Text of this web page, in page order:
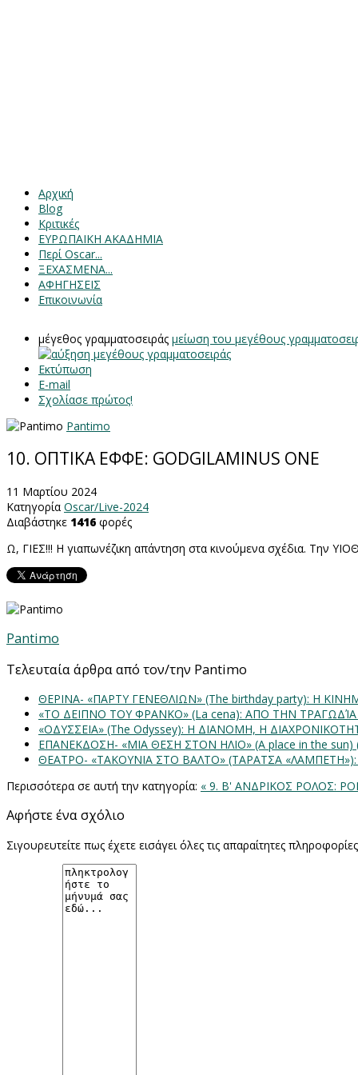
Αρχική
Blog
Κριτικές
ΕΥΡΩΠΑΙΚΗ ΑΚΑΔΗΜΙΑ
Περί Oscar...
ΞΕΧΑΣΜΕΝΑ...
ΑΦΗΓΗΣΕΙΣ
Επικοινωνία
μέγεθος γραμματοσειράς μείωση του μεγέθους
Εκτύπωση
E-mail
Σχολίασε πρώτος!
Pantimo
10. ΟΠΤΙΚΑ ΕΦΦΕ: GODGILAMINUS ONE
11 Μαρτίου 2024
Κατηγορία Oscar/Live-2024
Διαβάστηκε 1416 φορές
Ω, ΓΙΕΣ!!! Η γιαπωνέζικη απάντηση στα κινούμενα σχέδια. Την
Pantimo
Τελευταία άρθρα από τον/την Pantimo
ΘΕΡΙΝΑ- «ΠΑΡΤΥ ΓΕΝΕΘΛΙΩΝ» (The birthday party): H
«ΤΟ ΔΕΙΠΝΟ ΤΟΥ ΦΡΑΝΚΟ» (La cena): ΑΠΟ ΤΗΝ
«ΟΔΥΣΣΕΙΑ» (The Odyssey): Η ΔΙΑΝΟΜΗ, Η
ΕΠΑΝΕΚΔΟΣΗ- «ΜΙΑ ΘΕΣΗ ΣΤΟΝ ΗΛΙΟ» (Α place in the
ΘΕΑΤΡΟ- «ΤΑΚΟΥΝΙΑ ΣΤΟ ΒΑΛΤΟ» (ΤΑΡΑΤΣΑ
Περισσότερα σε αυτή την κατηγορία: « 9. Β' ΑΝΔΡΙΚΟΣ ΡΟΛΟΣ:
Αφήστε ένα σχόλιο
Σιγουρευτείτε πως έχετε εισάγει όλες τις απαραίτητες